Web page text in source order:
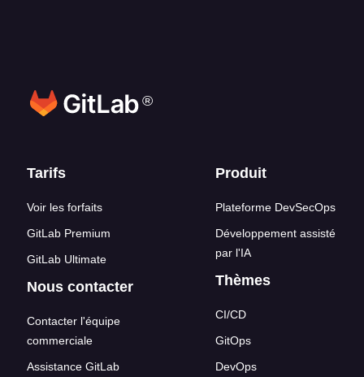
®
Liens en bas de page
Tarifs
Voir les forfaits
GitLab Premium
GitLab Ultimate
Nous contacter
Contacter l'équipe
commerciale
Assistance GitLab
Produit
Plateforme DevSecOps
Développement assisté
par l'IA
Thèmes
CI/CD
GitOps
DevOps